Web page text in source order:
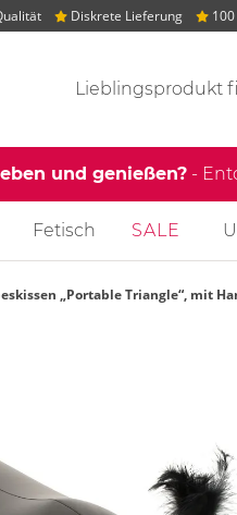
Diskrete Lieferung
Suchvorschläge
und genießen? -
Fetisch SALE
„Portable Triangle“, mit